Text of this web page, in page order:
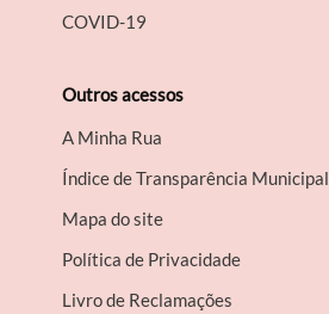
COVID-19
Outros acessos
A Minha Rua
Índice de Transparência Municipal
Mapa do site
Política de Privacidade
Livro de Reclamações